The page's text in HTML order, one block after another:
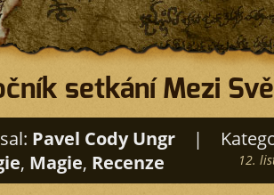
setkání Mezi
Pavel Cody Ungr |
, Magie, Recenze 12.